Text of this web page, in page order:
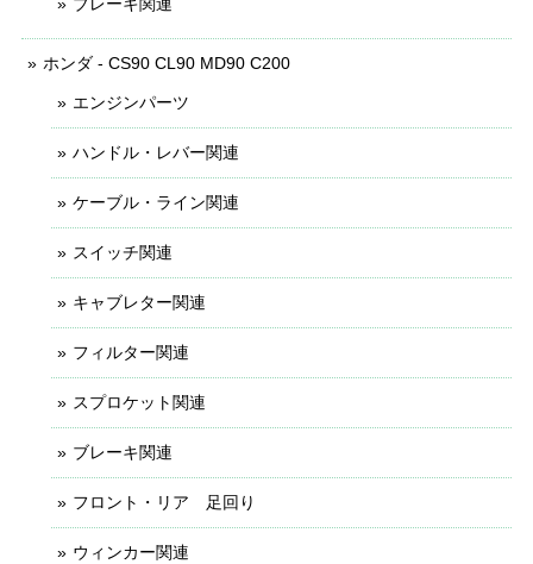
ブレーキ関連
ホンダ - CS90 CL90 MD90 C200
エンジンパーツ
ハンドル・レバー関連
ケーブル・ライン関連
スイッチ関連
キャブレター関連
フィルター関連
スプロケット関連
ブレーキ関連
フロント・リア 足回り
ウィンカー関連